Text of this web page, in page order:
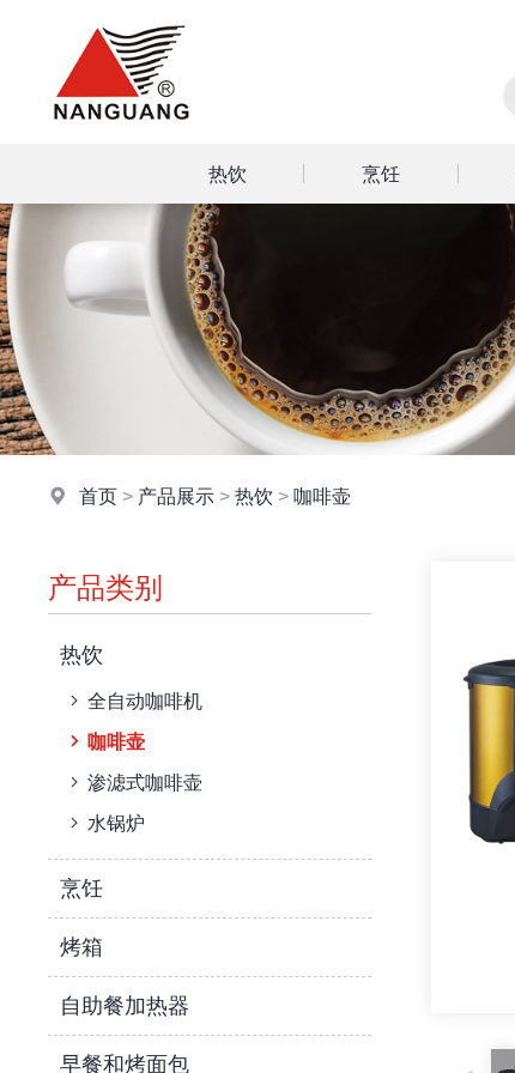
热饮 烹饪
首页 > 产品展示 >热饮 > 咖啡壶
产品类别
热饮
全自动咖啡机
咖啡壶
渗滤式咖啡壶
水锅炉
烹饪
烤箱
自助餐加热器
早餐和烤面包